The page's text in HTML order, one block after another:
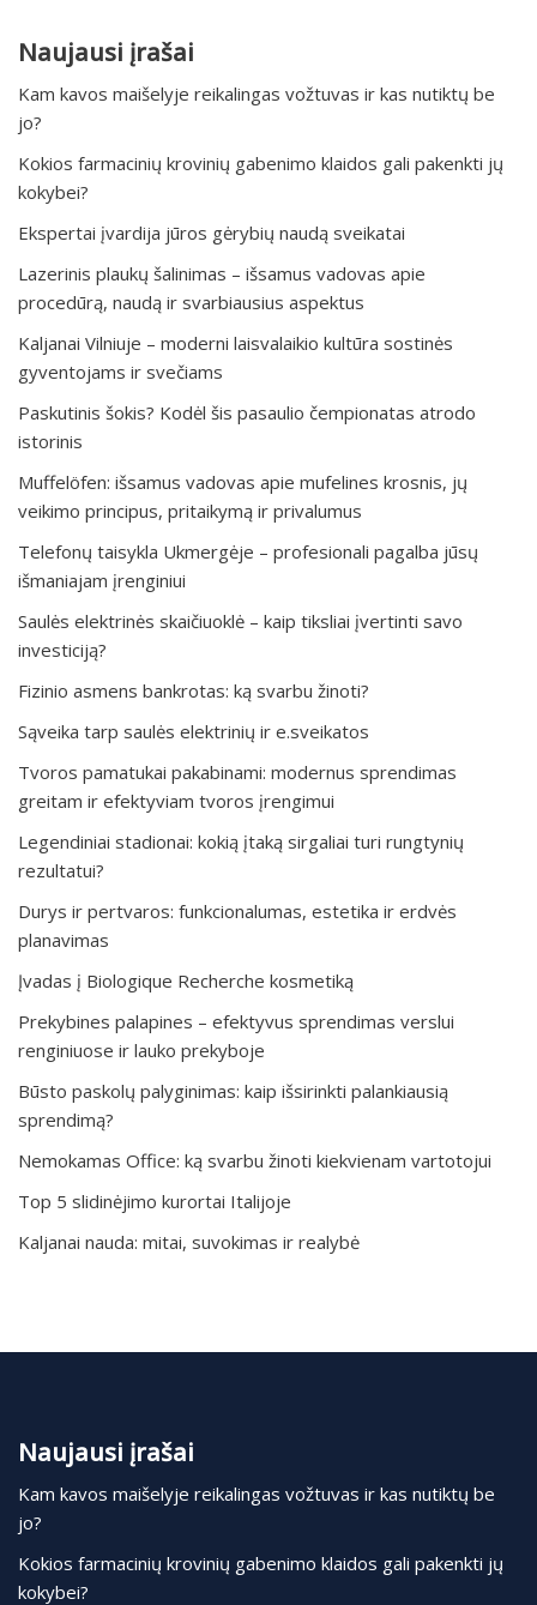
Naujausi įrašai
Kam kavos maišelyje reikalingas vožtuvas ir kas nutiktų be
jo?
Kokios farmacinių krovinių gabenimo klaidos gali pakenkti jų
kokybei?
Ekspertai įvardija jūros gėrybių naudą sveikatai
Lazerinis plaukų šalinimas – išsamus vadovas apie
procedūrą, naudą ir svarbiausius aspektus
Kaljanai Vilniuje – moderni laisvalaikio kultūra sostinės
gyventojams ir svečiams
Paskutinis šokis? Kodėl šis pasaulio čempionatas atrodo
istorinis
Muffelöfen: išsamus vadovas apie mufelines krosnis, jų
veikimo principus, pritaikymą ir privalumus
Telefonų taisykla Ukmergėje – profesionali pagalba jūsų
išmaniajam įrenginiui
Saulės elektrinės skaičiuoklė – kaip tiksliai įvertinti savo
investiciją?
Fizinio asmens bankrotas: ką svarbu žinoti?
Sąveika tarp saulės elektrinių ir e.sveikatos
Tvoros pamatukai pakabinami: modernus sprendimas
greitam ir efektyviam tvoros įrengimui
Legendiniai stadionai: kokią įtaką sirgaliai turi rungtynių
rezultatui?
Durys ir pertvaros: funkcionalumas, estetika ir erdvės
planavimas
Įvadas į Biologique Recherche kosmetiką
Prekybines palapines – efektyvus sprendimas verslui
renginiuose ir lauko prekyboje
Būsto paskolų palyginimas: kaip išsirinkti palankiausią
sprendimą?
Nemokamas Office: ką svarbu žinoti kiekvienam vartotojui
Top 5 slidinėjimo kurortai Italijoje
Kaljanai nauda: mitai, suvokimas ir realybė
Naujausi įrašai
Kam kavos maišelyje reikalingas vožtuvas ir kas nutiktų be
jo?
Kokios farmacinių krovinių gabenimo klaidos gali pakenkti jų
kokybei?